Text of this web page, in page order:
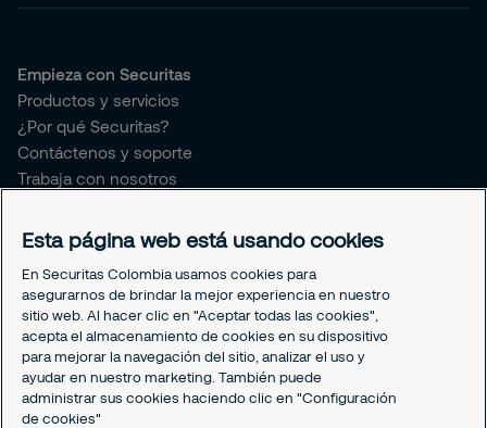
Empieza con Securitas
Productos y servicios
¿Por qué Securitas?
Contáctenos y soporte
Trabaja con nosotros
Sobre Securitas Colombia
Sobre nosotros
¿Quieres ser proveedor de Securitas?
Prensa y comunicaciones
Sostenibilidad
Nuestro Gobierno Corporativo
My Learning Securitas
Esta página web está usando cookies
En Securitas Colombia usamos cookies para
asegurarnos de brindar la mejor experiencia en nuestro
sitio web. Al hacer clic en "Aceptar todas las cookies",
acepta el almacenamiento de cookies en su dispositivo
para mejorar la navegación del sitio, analizar el uso y
ayudar en nuestro marketing. También puede
administrar sus cookies haciendo clic en "Configuración
de cookies"